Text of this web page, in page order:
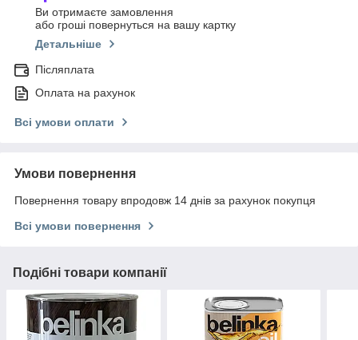
Ви отримаєте замовлення
або гроші повернуться на вашу картку
Детальніше
Післяплата
Оплата на рахунок
Всі умови оплати
Умови повернення
Повернення товару впродовж 14 днів за рахунок покупця
Всі умови повернення
Подібні товари компанії